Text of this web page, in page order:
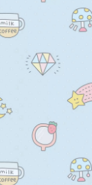
转角度
max) =>